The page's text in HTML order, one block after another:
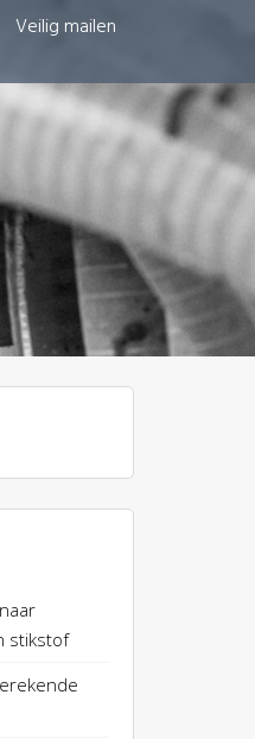
Veilig mailen
stikstof